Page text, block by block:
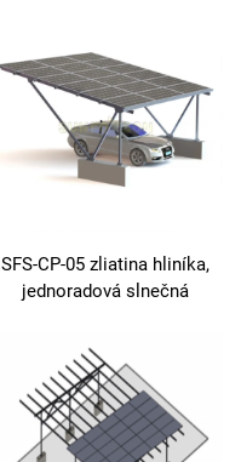
SFS-CP-05 zliatina hliníka,
jednoradová slnečná